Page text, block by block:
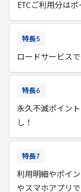
ETCご利用分はポ
特長5
ロードサービス
特長6
永久不滅ポイン
し！
特長7
利用明細やポイ
やスマホアプリで